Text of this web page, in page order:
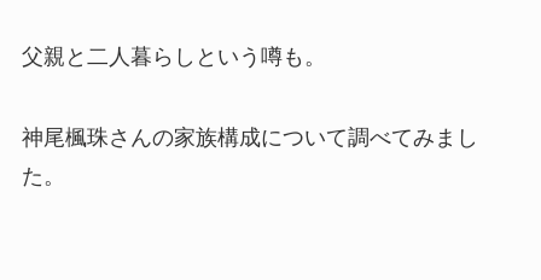
父親と二人暮らしという噂も。
神尾楓珠さんの家族構成について調べてみまし
た。